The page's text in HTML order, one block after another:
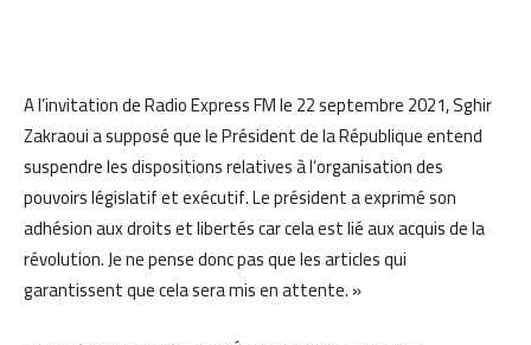
A l’invitation de Radio Express FM le 22 septembre 2021, Sghir
Zakraoui a supposé que le Président de la République entend
suspendre les dispositions relatives à l’organisation des
pouvoirs législatif et exécutif. Le président a exprimé son
adhésion aux droits et libertés car cela est lié aux acquis de la
révolution. Je ne pense donc pas que les articles qui
garantissent que cela sera mis en attente. »